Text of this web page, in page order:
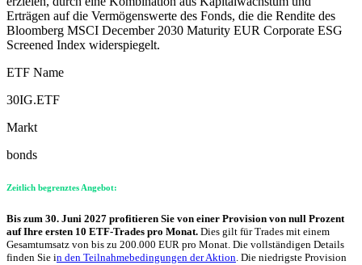
Erträgen auf die Vermögenswerte des Fonds, die die Rendite des
Bloomberg MSCI December 2030 Maturity EUR Corporate ESG
Screened Index widerspiegelt.
ETF Name
30IG.ETF
Markt
bonds
Zeitlich begrenztes Angebot:
Bis zum 30. Juni 2027 profitieren Sie von einer Provision von null Prozent
auf Ihre ersten 10 ETF-Trades pro Monat. Dies gilt für Trades mit einem
Gesamtumsatz von bis zu 200.000 EUR pro Monat. Die vollständigen Details
finden Sie in den Teilnahmebedingungen der Aktion. Die niedrigste Provision